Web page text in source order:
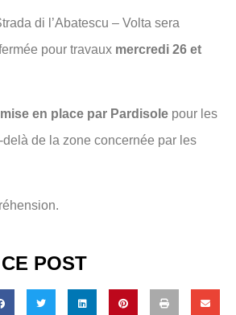
di l’Abatescu – Volta sera
pour travaux mercredi 26 et
en place par Pardisole pour les
de la zone concernée par les
POST